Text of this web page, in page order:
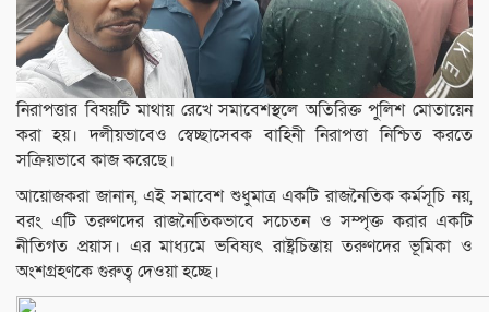
নিরাপত্তার বিষয়টি মাথায় রেখে সমাবেশস্থলে অতিরিক্ত পুলিশ মোতায়েন
করা হয়। দলীয়ভাবেও স্বেচ্ছাসেবক বাহিনী নিরাপত্তা নিশ্চিত করতে
সক্রিয়ভাবে কাজ করেছে।
আয়োজকরা জানান, এই সমাবেশ শুধুমাত্র একটি রাজনৈতিক কর্মসূচি নয়,
বরং এটি তরুণদের রাজনৈতিকভাবে সচেতন ও সম্পৃক্ত করার একটি
নীতিগত প্রয়াস। এর মাধ্যমে ভবিষ্যৎ রাষ্ট্রচিন্তায় তরুণদের ভূমিকা ও
অংশগ্রহণকে গুরুত্ব দেওয়া হচ্ছে।